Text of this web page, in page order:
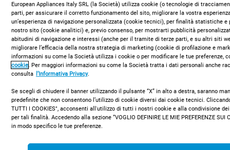
VIS 640 C
Piano cottura a induzione in
European Appliances Italy SRL (la Società) utilizza cookie (o tecnologie di
parti, per assicurare il corretto funzionamento del sito, migliorare la vostra
un’esperienza di navigazione personalizzata (cookie tecnici), per finalità statistiche e
nostro sito (cookie analitici) e, previo consenso, per mostrarti pubblicità
abitudini di navigazione e interessi (anche per il tramite di terze parti, e su altri siti
migliorare l’efficacia della nostra strategia di marketing (cookie di profilazione e
informazioni su come la Società utilizza i cookie o per modificare le tue preferenze,
cookie. Per maggiori informazioni su come la Società tratta i dati personali anche
consulta l’Informativa Privacy.
Se scegli di chiudere il banner utilizzando il pulsante “X” in alto a destra, saranno
predefinite che non consentono l’utilizzo di cookie diversi dai cookie tecnici.
TUTTI I COOKIES", acconsenti all'utilizzo di tutti i nostri cookie e alla condivisione
per tali finalità. Accedendo alla sezione “VOGLIO DEFINIRE LE MIE PREFERENZE SUI
in modo specifico le tue preferenze.